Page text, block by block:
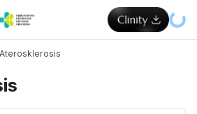
Aterosklerosis